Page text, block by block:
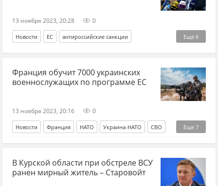
13 ноября 2023, 20:28 0
Еще 6
Новости ЕС антироссийские санкции
Жозеп Боррель Еврокомиссия дипломатия рынок
либералы бюрократия
Франция обучит 7000 украинских
военнослужащих по программе ЕС
13 ноября 2023, 20:16 0
Еще 7
Новости Франция НАТО Украина-НАТО СВО
Россия ВСУ потери ВСУ военная помощь
военные учения ЕС Украина-ЕС
В Курской области при обстреле ВСУ
ранен мирный житель – Старовойт